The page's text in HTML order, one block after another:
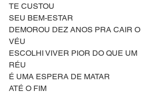
TE CUSTOU
SEU BEM-ESTAR
DEMOROU DEZ ANOS PRA CAIR O
VÉU
ESCOLHI VIVER PIOR DO QUE UM
RÉU
É UMA ESPERA DE MATAR
ATÉ O FIM